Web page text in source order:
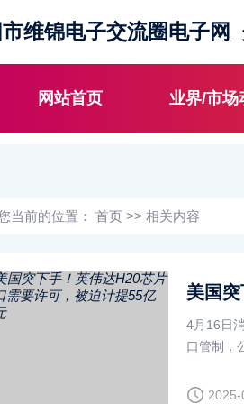
维锦电子交流圈电子网
网站首页 业界/市场
当前的位置：首页 >>相关内容
4月16日
口管制，
·